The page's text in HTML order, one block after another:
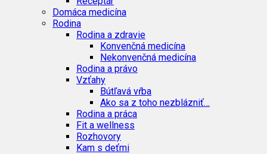
Domáca medicína
Rodina
Rodina a zdravie
Konvenčná medicína
Nekonvenčná medicína
Rodina a právo
Vzťahy
Bútľavá vŕba
Ako sa z toho nezblázniť…
Rodina a práca
Fit a wellness
Rozhovory
Kam s deťmi